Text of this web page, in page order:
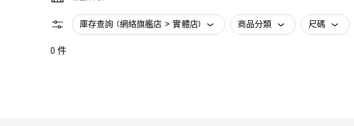
庫存查詢 (網絡旗艦店 > 實體店) 商品分類 尺碼
0 件